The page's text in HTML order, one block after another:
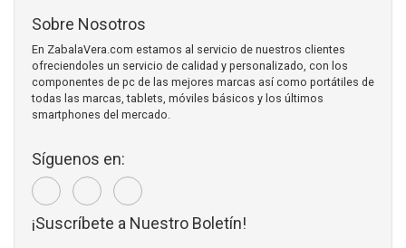
Sobre Nosotros
En ZabalaVera.com estamos al servicio de nuestros clientes
ofreciendoles un servicio de calidad y personalizado, con los
componentes de pc de las mejores marcas así como portátiles de
todas las marcas, tablets, móviles básicos y los últimos
smartphones del mercado.
Síguenos en:
¡Suscríbete a Nuestro Boletín!